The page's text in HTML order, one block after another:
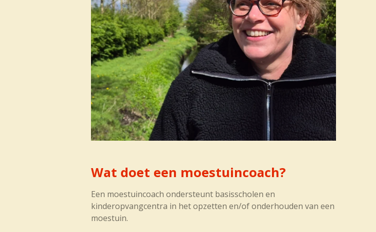
Wat doet een moestuincoach?
Een moestuincoach ondersteunt basisscholen en
kinderopvangcentra in het opzetten en/of onderhouden van een
moestuin.